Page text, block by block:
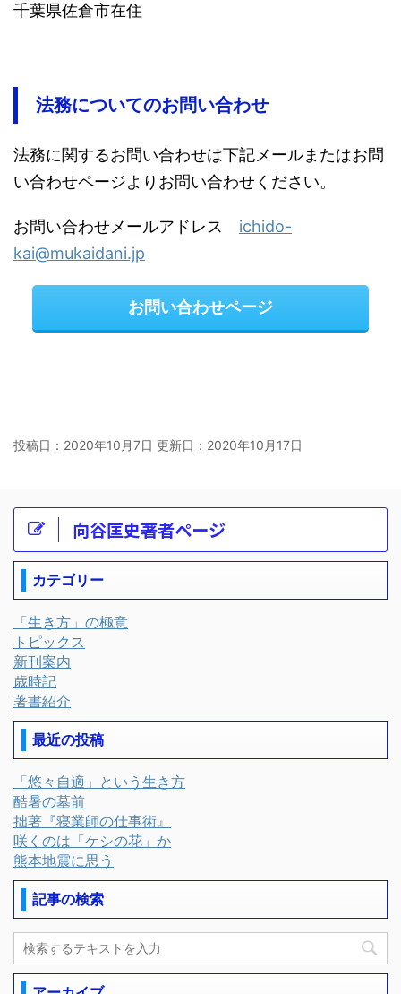
千葉県佐倉市在住
法務についてのお問い合わせ
法務に関するお問い合わせは下記メールまたはお問
い合わせページよりお問い合わせください。
お問い合わせメールアドレス ichido-
kai@mukaidani.jp
お問い合わせページ
投稿日：2020年10月7日 更新日： 2020年10月17日
向谷匡史著者ページ
カテゴリー
「生き方」の極意
トピックス
新刊案内
歳時記
著書紹介
最近の投稿
「悠々自適」という生き方
酷暑の墓前
拙著『寝業師の仕事術』
咲くのは「ケシの花」か
熊本地震に思う
記事の検索